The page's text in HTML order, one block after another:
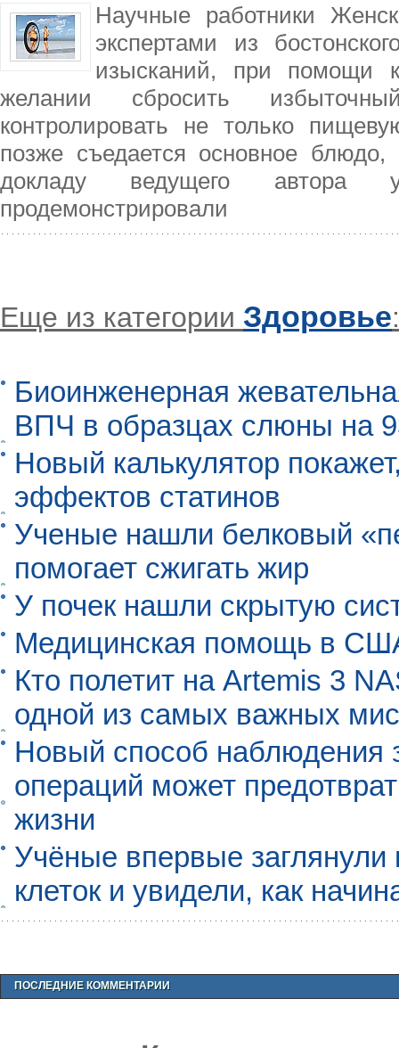
Научные работники
экспертами из
изысканий, при помощи
желании сбросить
контролировать не только
позже съедается основное
докладу ведущего автора
продемонстрировали
Еще из категории Здоровье:
Биоинженерная
ВПЧ в образцах слюны на
Новый калькулятор
эффектов статинов
Ученые нашли белковый
помогает сжигать жир
У почек нашли скрытую
Медицинская помощь в
Кто полетит на Artemis 3
одной из самых важных
Новый способ наблюдения
операций может
жизни
Учёные впервые
клеток и увидели, как
ПОСЛЕДНИЕ КОММЕНТАРИИ